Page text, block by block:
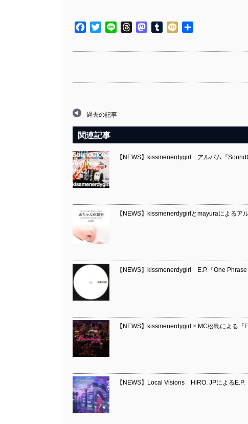
Facebook
TwitterLine ThreadsMastodon
TumblrMixi
過去の記事
関連記事
【NEWS】kissmenerdygirl アルバム『
【NEWS】kissmenerdygirlとmayuraによるア
【NEWS】kissmenerdygirl E.P.『One
【NEWS】kissmenerdygirl × MC松島による
【NEWS】Local Visions HiRO. JPによるE.P.